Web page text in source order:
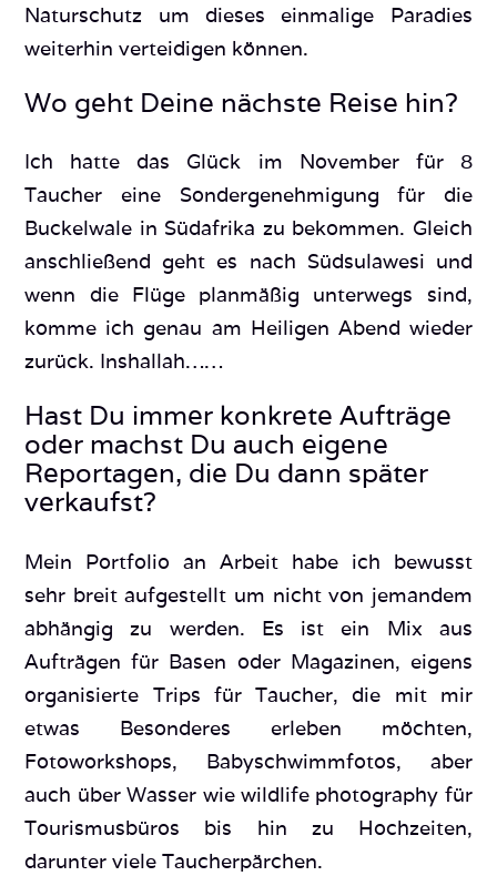
Naturschutz um dieses einmalige Paradies
weiterhin verteidigen können.
Wo geht Deine nächste Reise hin?
Ich hatte das Glück im November für 8
Taucher eine Sondergenehmigung für die
Buckelwale in Südafrika zu bekommen. Gleich
anschließend geht es nach Südsulawesi und
wenn die Flüge planmäßig unterwegs sind,
komme ich genau am Heiligen Abend wieder
zurück. Inshallah……
Hast Du immer konkrete Aufträge
oder machst Du auch eigene
Reportagen, die Du dann später
verkaufst?
Mein Portfolio an Arbeit habe ich bewusst
sehr breit aufgestellt um nicht von jemandem
abhängig zu werden. Es ist ein Mix aus
Aufträgen für Basen oder Magazinen, eigens
organisierte Trips für Taucher, die mit mir
etwas Besonderes erleben möchten,
Fotoworkshops, Babyschwimmfotos, aber
auch über Wasser wie wildlife photography für
Tourismusbüros bis hin zu Hochzeiten,
darunter viele Taucherpärchen.